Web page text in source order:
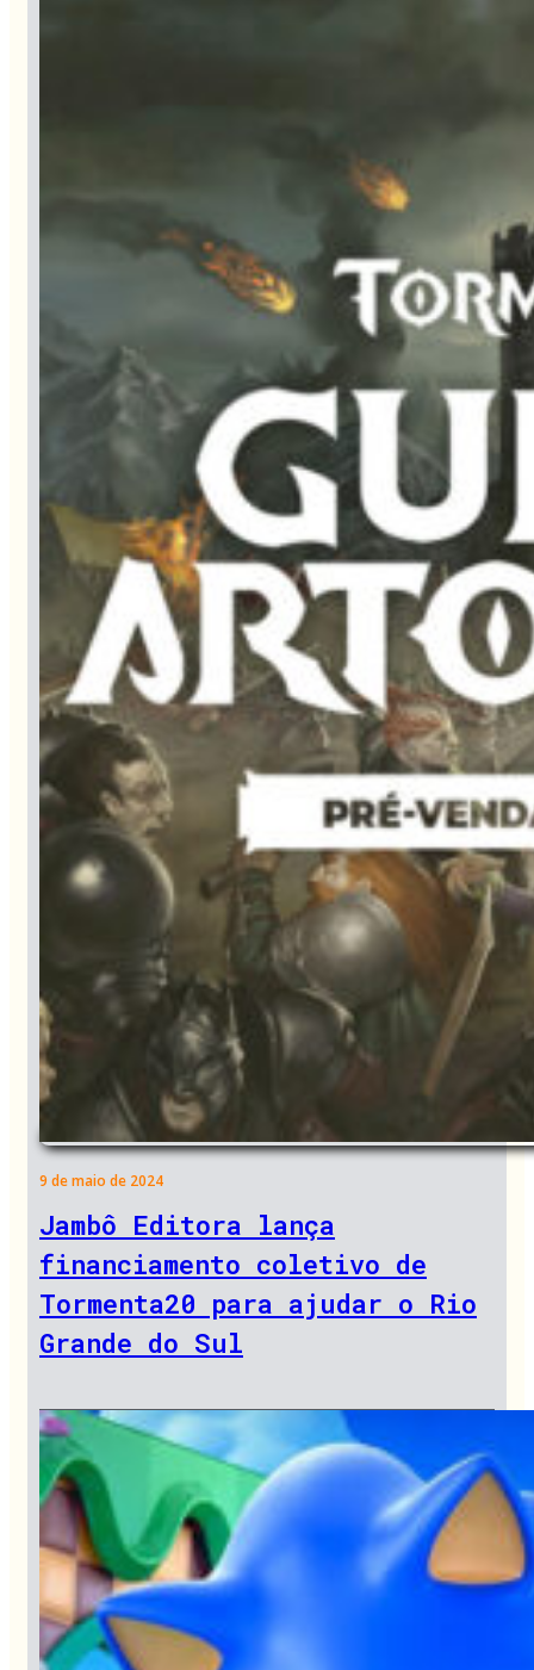
9 de maio de 2024
Jambô Editora lança
financiamento coletivo de
Tormenta20 para ajudar o Rio
Grande do Sul